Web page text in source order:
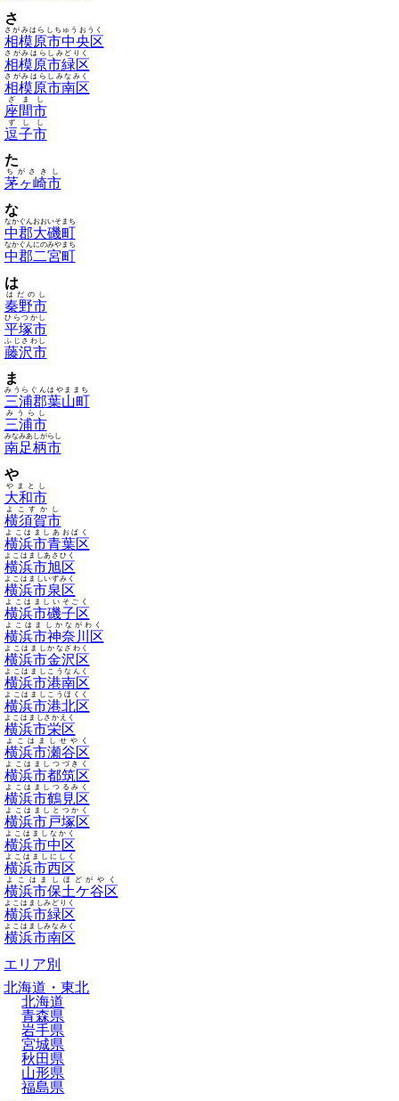
さ
相模原市中央区
さがみはらしちゅうおうく
相模原市緑区
さがみはらしみどりく
相模原市南区
さがみはらしみなみく
座間市
ざまし
逗子市
ずしし
た
茅ヶ崎市
ちがさきし
な
中郡大磯町
なかぐんおおいそまち
中郡二宮町
なかぐんにのみやまち
は
秦野市
はだのし
平塚市
ひらつかし
藤沢市
ふじさわし
ま
三浦郡葉山町
みうらぐんはやままち
三浦市
みうらし
南足柄市
みなみあしがらし
や
大和市
やまとし
横須賀市
よこすかし
横浜市青葉区
よこはましあおばく
横浜市旭区
よこはましあさひく
横浜市泉区
よこはましいずみく
横浜市磯子区
よこはましいそごく
横浜市神奈川区
よこはましかながわく
横浜市金沢区
よこはましかなざわく
横浜市港南区
よこはましこうなんく
横浜市港北区
よこはましこうほくく
横浜市栄区
よこはましさかえく
横浜市瀬谷区
よこはましせやく
横浜市都筑区
よこはましつづきく
横浜市鶴見区
よこはましつるみく
横浜市戸塚区
よこはましとつかく
横浜市中区
よこはましなかく
横浜市西区
よこはましにしく
横浜市保土ケ谷区
よこはましほどがやく
横浜市緑区
よこはましみどりく
横浜市南区
よこはましみなみく
エリア別
北海道・東北
北海道
青森県
岩手県
宮城県
秋田県
山形県
福島県